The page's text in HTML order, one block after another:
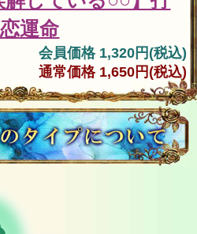
運命
会員価格 1,320円(税込)
通常価格 1,650円(税込)